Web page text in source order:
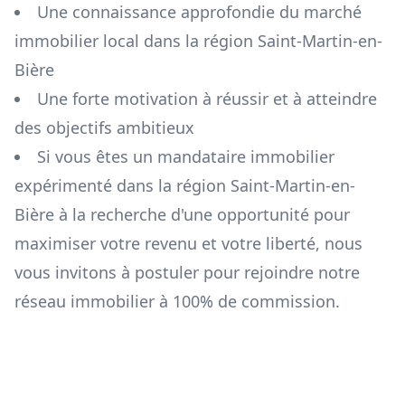
Une connaissance approfondie du marché
immobilier local dans la région Saint-Martin-en-
Bière
Une forte motivation à réussir et à atteindre
des objectifs ambitieux
Si vous êtes un mandataire immobilier
expérimenté dans la région Saint-Martin-en-
Bière à la recherche d'une opportunité pour
maximiser votre revenu et votre liberté, nous
vous invitons à postuler pour rejoindre notre
réseau immobilier à 100% de commission.